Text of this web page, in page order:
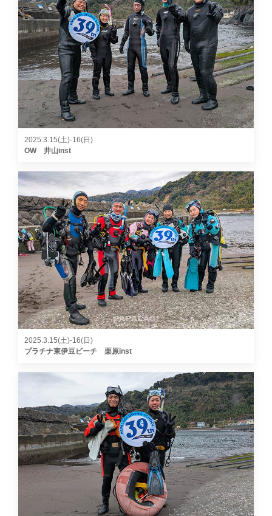
2025.3.15(土)-16(日)
OW 井山inst
2025.3.15(土)-16(日)
プラチナ東伊豆ビーチ 栗原inst